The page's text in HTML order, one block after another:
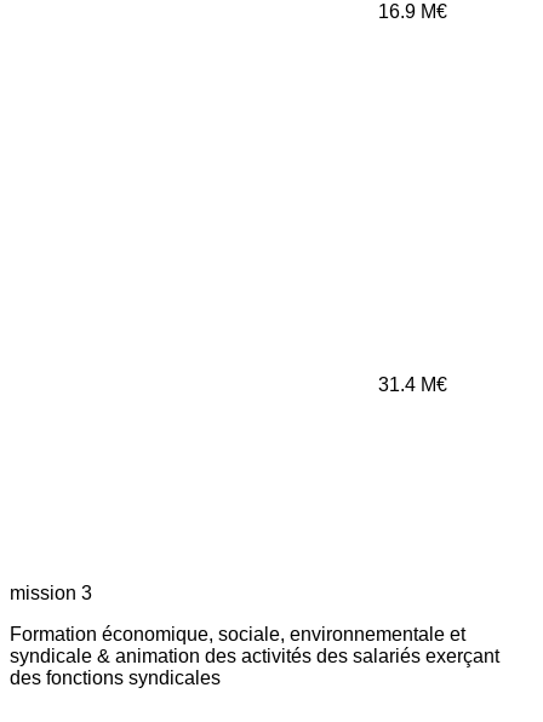
16.9 M€
31.4 M€
mission 3
Formation économique, sociale, environnementale et
syndicale & animation des activités des salariés exerçant
des fonctions syndicales